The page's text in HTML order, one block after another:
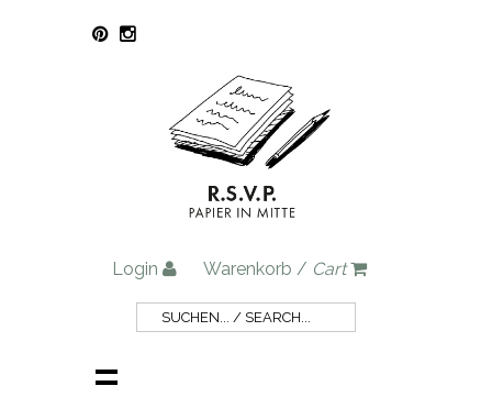
Login Warenkorb / Cart